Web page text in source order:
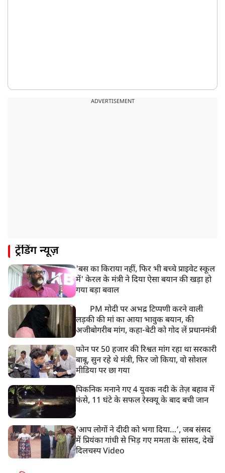
ADVERTISEMENT
ट्रेंडिंग न्यूज़
'बस का किराया नहीं, फिर भी बच्चे प्राइवेट स्कूल
में' केरल के मंत्री ने दिया ऐसा बयान की खड़ा हो
गया बड़ा बवाल
PM मोदी पर अभद्र टिप्पणी करने वाली
लड़की की मां का आया भावुक बयान, की
अजीबोगरीब मांग, कहा-बेटी को गोद लें प्रधानमंत्री
फोन पर 50 हजार की रिश्वत मांग रहा था सरकारी
बाबू, सुन रहे थे मंत्री, फिर जो किया, वो सोशल
मीडिया पर छा गया
पिकनिक मनाने गए 4 युवक नदी के तेज़ बहाव में
फंसे, 11 घंटे के सफल रेस्क्यू के बाद बची जान
‘आप लोगों ने दीदी को भगा दिया…’, जब संसद
में प्रियंका गांधी से भिड़ गए ममता के सांसद, देखें
दिलचस्प Video